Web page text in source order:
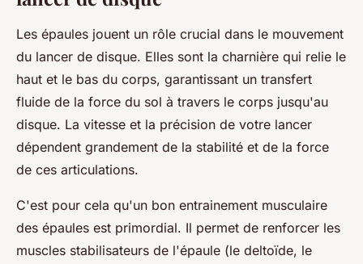
Les épaules jouent un rôle crucial dans le mouvement
du lancer de disque. Elles sont la charnière qui relie le
haut et le bas du corps, garantissant un transfert
fluide de la force du sol à travers le corps jusqu'au
disque. La vitesse et la précision de votre lancer
dépendent grandement de la stabilité et de la force
de ces articulations.
C'est pour cela qu'un bon entrainement musculaire
des épaules est primordial. Il permet de renforcer les
muscles stabilisateurs de l'épaule (le deltoïde, le